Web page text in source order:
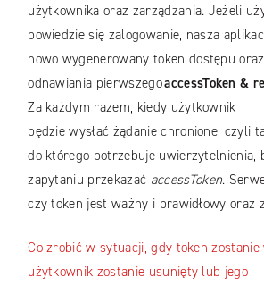
użytkownika oraz zarządzania. Jeżeli
powiedzie się zalogowanie, nasza
nowo wygenerowany token dostępu
odnawiania pierwszegoaccessToken &
Za każdym razem, kiedy użytkownik
będzie wysłać żądanie chronione, czyli
do którego potrzebuje uwierzytelnienia,
zapytaniu przekazać accessToken.
czy token jest ważny i prawidłowy oraz
Co zrobić w sytuacji, gdy token
użytkownik zostanie usunięty lub jego